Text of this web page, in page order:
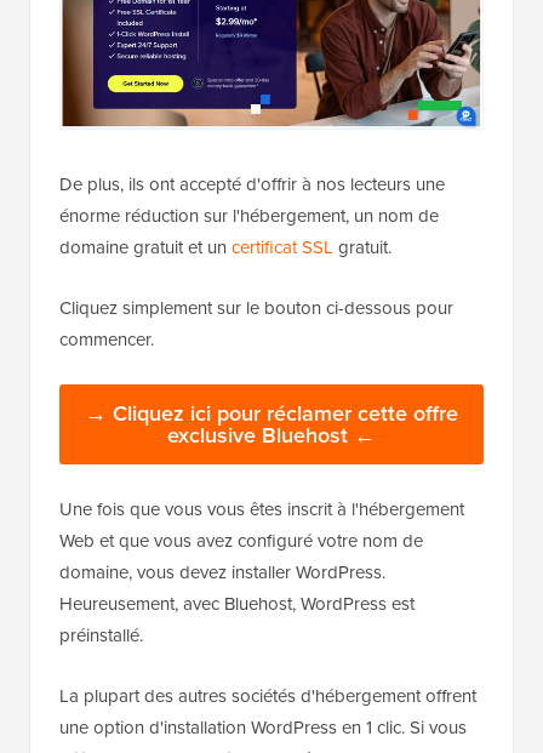
De plus, ils ont accepté d'offrir à nos lecteurs une
énorme réduction sur l'hébergement, un nom de
domaine gratuit et un certificat SSL gratuit.
Cliquez simplement sur le bouton ci-dessous pour
commencer.
→ Cliquez ici pour réclamer cette offre
exclusive Bluehost ←
Une fois que vous vous êtes inscrit à l'hébergement
Web et que vous avez configuré votre nom de
domaine, vous devez installer WordPress.
Heureusement, avec Bluehost, WordPress est
préinstallé.
La plupart des autres sociétés d'hébergement offrent
une option d'installation WordPress en 1 clic. Si vous